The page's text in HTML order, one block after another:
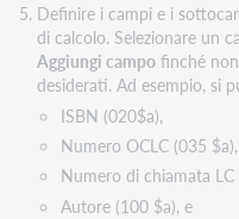
Definire i campi e i
di calcolo. Selezionare un
Aggiungi campofinché
desiderati. Ad esempio, si
ISBN (020$a),
Numero OCLC (035 $a),
Numero di chiamata
Autore (100 $a), e